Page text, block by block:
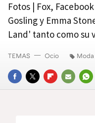
Fotos | Fox,
Gosling y Emma
Land' tanto como su
FACEBOOK
TWITTERFLIPBOARD
E-
TEMAS Ocio